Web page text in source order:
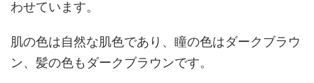
わせています。
肌の色は自然な肌色であり、瞳の色はダークブラウ
ン、髪の色もダークブラウンです。